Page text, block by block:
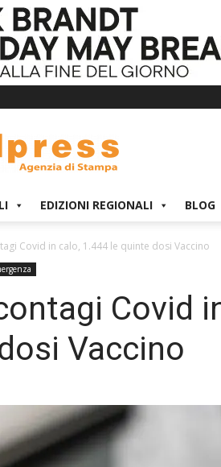
EDIZIONI REGIONALI BLOG
Covid in calo, 1.444 le quinte dosi Vaccino
Covid
Vaccino